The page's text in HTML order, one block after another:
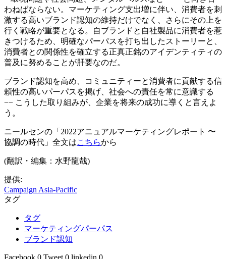
わねばならない。マーケティング支出増に伴い、消費者を刺
激する高いブランド認知の維持だけでなく、さらにその上を
行く戦略が重要となる。自ブランドと自社製品に消費者を惹
きつけるため、明確なパーパスを打ち出したストーリーと、
消費者との関係性を確立する正真正銘のアイデンティティの
普及に努めることが肝要なのだ。
ブランド認知を高め、コミュニティーと消費者に貢献する信
頼性の高いパーパスを掲げ、社会への責任を常に意識する
−− こうした取り組みが、企業を将来の成功に導くと言えよ
う。
ニールセンの「2022アニュアルマーケティングレポート 〜
協調の時代」全文はこちらから
(翻訳・編集：水野龍哉)
提供:
Campaign Asia-Pacific
タグ
タグ
マーケティングパーパス
ブランド認知